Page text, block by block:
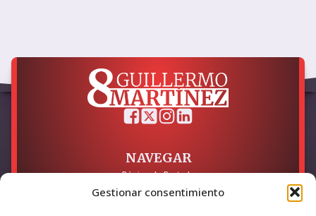
Gestionar consentimiento
NAVEGAR
Página de Portada
Sobre mí / Contacto